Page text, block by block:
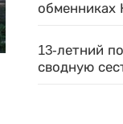
обменниках
13-летний
сводную